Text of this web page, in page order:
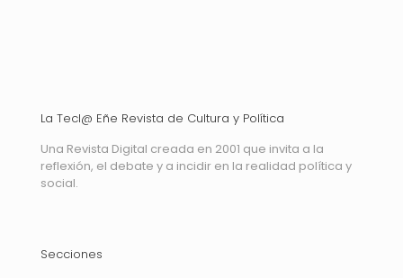
La Tecl@ Eñe Revista de Cultura y Política
Una Revista Digital creada en 2001 que invita a la
reflexión, el debate y a incidir en la realidad política y
social.
Secciones